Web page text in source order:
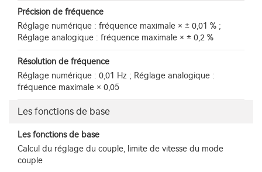
Précision de fréquence
Réglage numérique : fréquence maximale × ± 0,01 % ;
Réglage analogique : fréquence maximale × ± 0,2 %
Résolution de fréquence
Réglage numérique : 0,01 Hz ; Réglage analogique :
fréquence maximale × 0,05
Les fonctions de base
Les fonctions de base
Calcul du réglage du couple, limite de vitesse du mode
couple